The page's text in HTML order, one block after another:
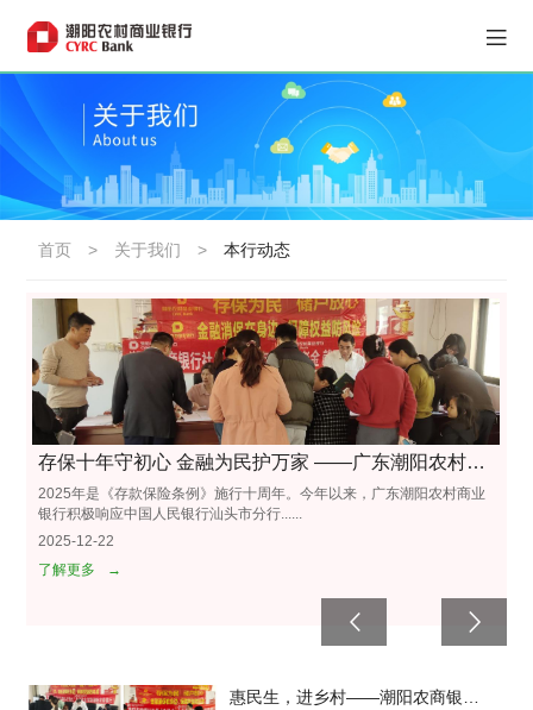
首页 > 关于我们 > 本行动态
存保十年守初心 金融为民护万家 ——广东潮阳农村商业银行存款保险十周年主题宣传活动圆满落幕
2025年是《存款保险条例》施行十周年。今年以来，广东潮阳农村商业
银行积极响应中国人民银行汕头市分行......
2025-12-22
了解更多
→